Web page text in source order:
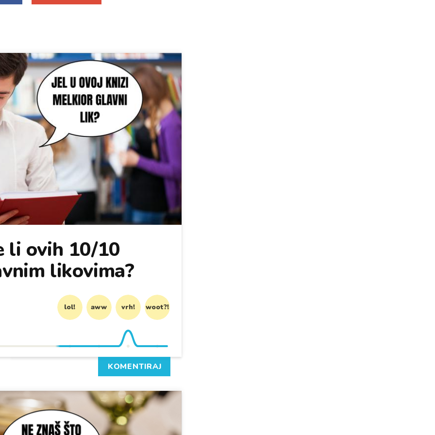
li ovih 10/10
likovima?
lol! aww vrh! woot?!
KOMENTIRAJ